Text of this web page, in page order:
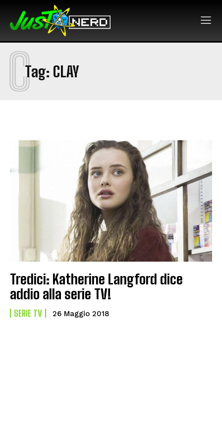
Tag: CLAY
C
Tredici: Katherine Langford dice
addio alla serie TV!
SERIE TV 26 Maggio 2018